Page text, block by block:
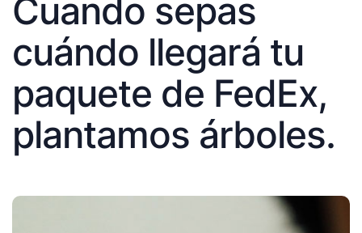
Cuando sepas
cuándo llegará tu
paquete de FedEx,
plantamos árboles.